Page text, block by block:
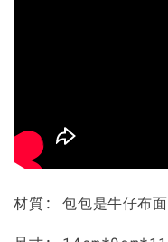
材質: 包包是牛仔布